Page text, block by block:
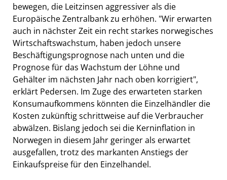
bewegen, die Leitzinsen aggressiver als die
Europäische Zentralbank zu erhöhen. "Wir erwarten
auch in nächster Zeit ein recht starkes norwegisches
Wirtschaftswachstum, haben jedoch unsere
Beschäftigungsprognose nach unten und die
Prognose für das Wachstum der Löhne und
Gehälter im nächsten Jahr nach oben korrigiert",
erklärt Pedersen. Im Zuge des erwarteten starken
Konsumaufkommens könnten die Einzelhändler die
Kosten zukünftig schrittweise auf die Verbraucher
abwälzen. Bislang jedoch sei die Kerninflation in
Norwegen in diesem Jahr geringer als erwartet
ausgefallen, trotz des markanten Anstiegs der
Einkaufspreise für den Einzelhandel.